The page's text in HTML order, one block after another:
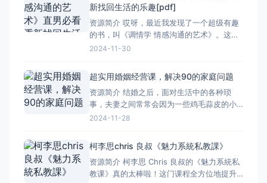
畅。里面详细地介绍了手机的各种功能和使
用方法，从最基础的
新找回生活的乐趣[pdf]
资源简介 哎呀，最近我发现了一个超级有趣
的书，叫《调情学 情感沟通的艺术》。这本
书，我觉得特别适合咱们这些直男们看。咱
沟通的小技巧，真的很有用。比如怎么跟女
生聊天，怎么让她感到开心，怎么让两个人
的关系更进一步。这些
2024-11-30
超实用婚姻经营课，解决90的家庭问题
资源简介 结婚之后，面对生活中的各种琐
事，夫妻之间常常会因为一些鸡毛蒜皮的小
事产生分歧，家庭矛盾不断升级。 这门课程
的方式，结合真实的案例，让我们明白了婚
姻中彼此理解、包容和支持的重要性。 通过
学习，夫妻之间能更
2024-11-28
柯李思chris 良叔《魅力系統私教課》
资源简介 柯李思 Chris 良叔的《魅力系統私
教课》真的太棒啦！这门课程全方位地提升